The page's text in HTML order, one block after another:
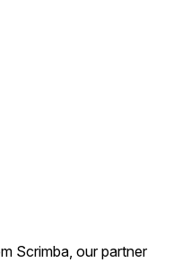
Scrimba, our partner